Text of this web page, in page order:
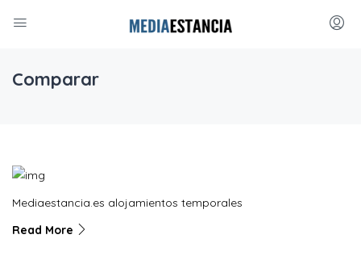
Comparar
Mediaestancia.es alojamientos temporales
Read More